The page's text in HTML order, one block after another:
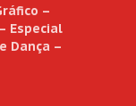
–
Especial
Dança –